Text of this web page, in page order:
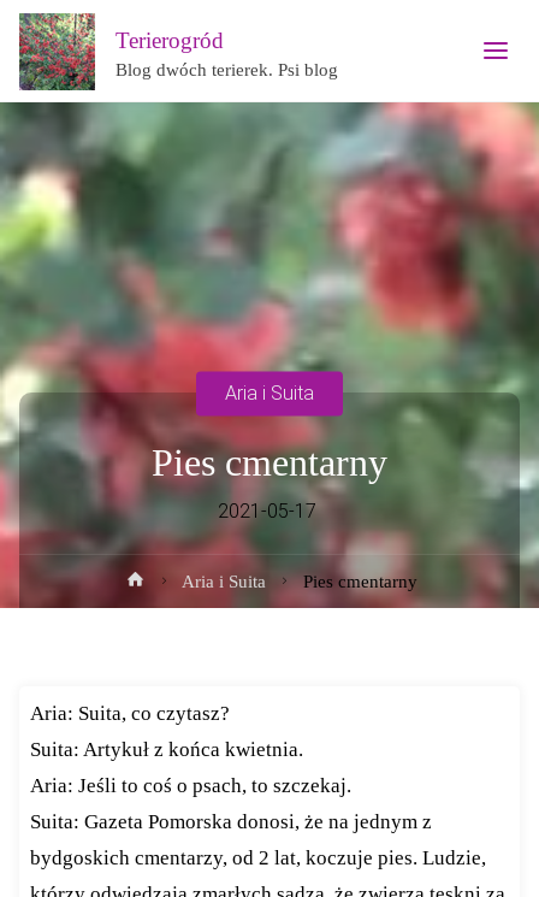
Terierogród
Blog dwóch terierek. Psi blog
Pies cmentarny
2021-05-17
Aria i Suita
Strona
główna
Aria i Suita Pies cmentarny
Aria: Suita, co czytasz?
Suita: Artykuł z końca kwietnia.
Aria: Jeśli to coś o psach, to szczekaj.
Suita: Gazeta Pomorska donosi, że na jednym z
bydgoskich cmentarzy, od 2 lat, koczuje pies. Ludzie,